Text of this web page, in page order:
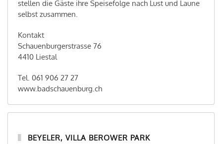
stellen die Gäste ihre Speisefolge nach Lust und Laune
selbst zusammen.
Kontakt
Schauenburgerstrasse 76
4410 Liestal
Tel. 061 906 27 27
www.badschauenburg.ch
BEYELER, VILLA BEROWER PARK